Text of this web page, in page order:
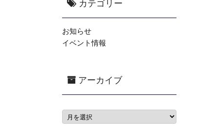
カテゴリー
お知らせ
イベント情報
アーカイブ